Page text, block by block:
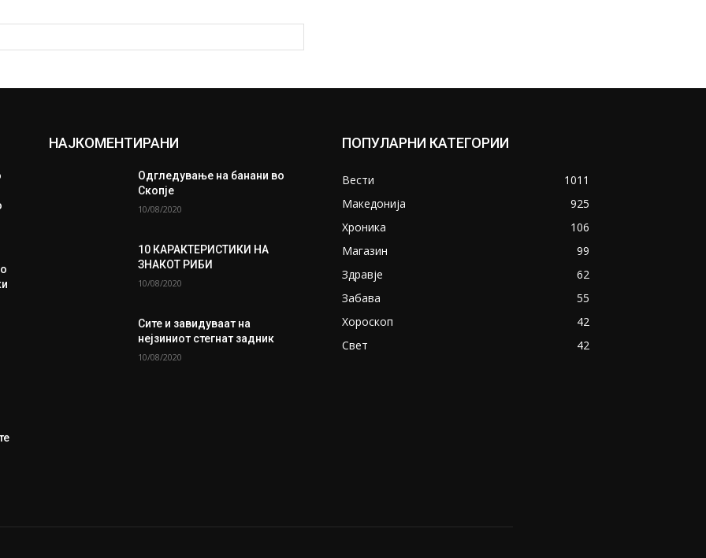
НАЈКОМЕНТИРАНИ
Одгледување на банани во
Скопје
10/08/2020
10 КАРАКТЕРИСТИКИ НА
ЗНАКОТ РИБИ
10/08/2020
Сите и завидуваат на
нејзиниот стегнат задник
10/08/2020
ПОПУЛАРНИ КАТЕГОРИИ
Вести
1011
Македонија
925
Хроника
106
Магазин
99
Здравје
62
Забава
55
Хороскоп
42
Свет
42